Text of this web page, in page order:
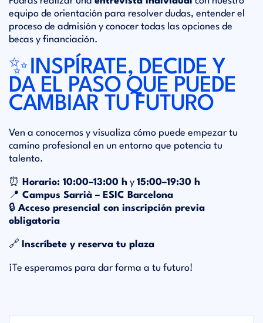
equipo de orientación para resolver dudas, entender el
proceso de admisión y conocer todas las opciones de
becas y financiación.
✨INSPÍRATE, DECIDE Y
DA EL PASO QUE PUEDE
CAMBIAR TU FUTURO
Ven a conocernos y visualiza cómo puede empezar tu
camino profesional en un entorno que potencia tu
talento.
⏰ Horario: 10:00–13:00 h y 15:00–19:30 h
📍 Campus Sarrià – ESIC Barcelona
🔒 Acceso presencial con inscripción previa
obligatoria
🔗 Inscríbete y reserva tu plaza
¡Te esperamos para dar forma a tu futuro!